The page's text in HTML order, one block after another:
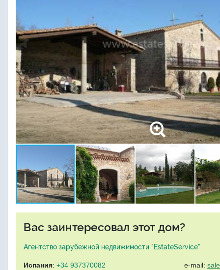
Вас заинтересовал этот дом?
Агентство зарубежной недвижимости "EstateService"
Испания: +34 937370082 e-mail: